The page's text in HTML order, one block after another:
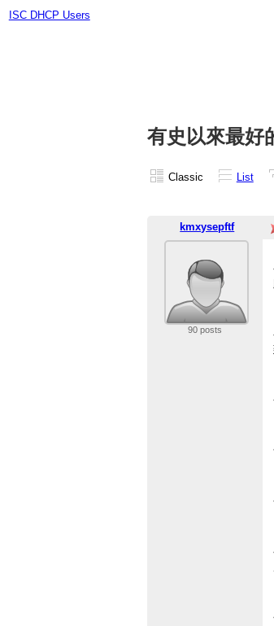
ISC DHCP Users
有史以來最好
Classic List
kmxysepftf
90 posts